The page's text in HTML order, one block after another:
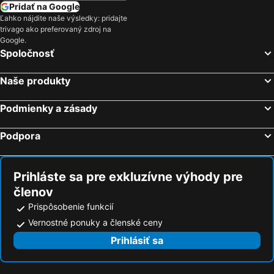
Nitra, Nitriansky kraj Hotely
Trnava, Trnavský kraj Hotely
Bratislava, Bratislavský kraj Hotely
Tatranská Lomnica, Prešovský kraj Hotely
Štrbské Pleso, Prešovský kraj Hotely
Liptovský Mikuláš, Žilinský kraj Hotely
Pridať na Google
Ľahko nájdite naše výsledky: pridajte
trivago ako preferovaný zdroj na
Google.
Spoločnosť
Naše produkty
Podmienky a zásady
Podpora
Prihláste sa pre exkluzívne výhody pre
členov
Prispôsobenie funkcií
Vernostné ponuky a členské ceny
Prihlásiť sa